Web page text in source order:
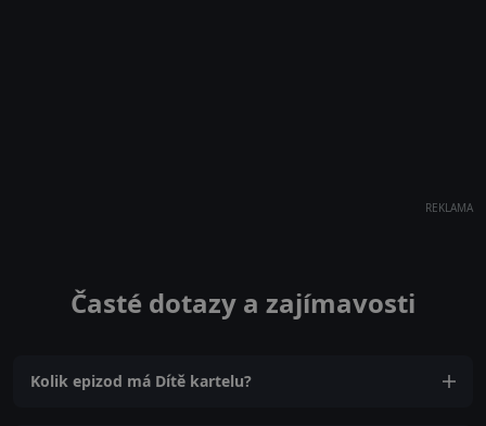
REKLAMA
Časté dotazy a zajímavosti
Kolik epizod má Dítě kartelu?